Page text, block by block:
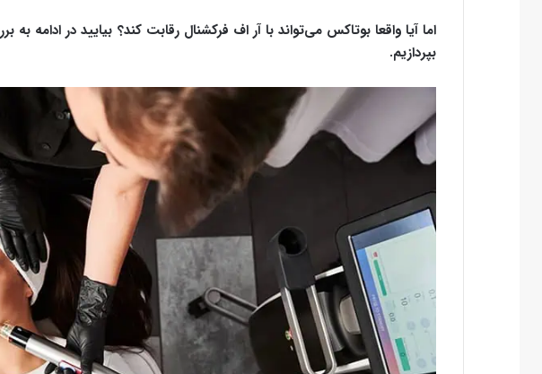
اما آیا واقعا بوتاکس می‌تواند با آر اف فرکشنال رقابت کند؟ بیایید در ادامه
بپردازیم.